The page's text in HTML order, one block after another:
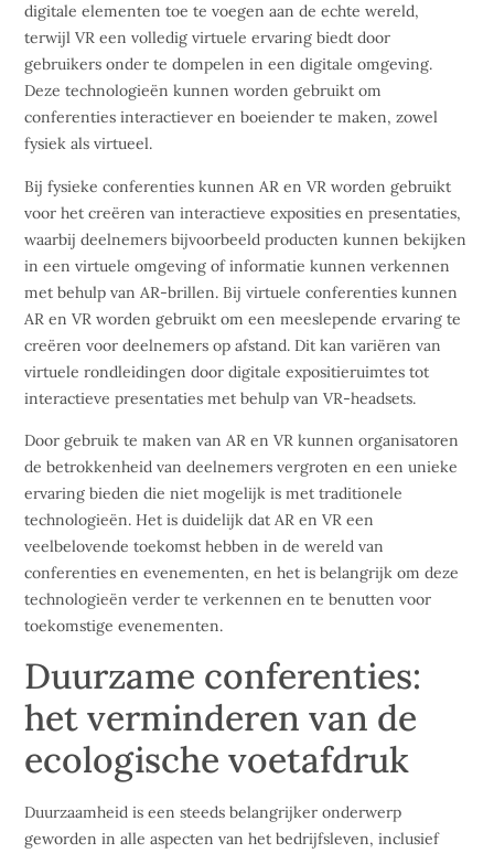
digitale elementen toe te voegen aan de echte wereld,
terwijl VR een volledig virtuele ervaring biedt door
gebruikers onder te dompelen in een digitale omgeving.
Deze technologieën kunnen worden gebruikt om
conferenties interactiever en boeiender te maken, zowel
fysiek als virtueel.
Bij fysieke conferenties kunnen AR en VR worden gebruikt
voor het creëren van interactieve exposities en presentaties,
waarbij deelnemers bijvoorbeeld producten kunnen bekijken
in een virtuele omgeving of informatie kunnen verkennen
met behulp van AR-brillen. Bij virtuele conferenties kunnen
AR en VR worden gebruikt om een meeslepende ervaring te
creëren voor deelnemers op afstand. Dit kan variëren van
virtuele rondleidingen door digitale expositieruimtes tot
interactieve presentaties met behulp van VR-headsets.
Door gebruik te maken van AR en VR kunnen organisatoren
de betrokkenheid van deelnemers vergroten en een unieke
ervaring bieden die niet mogelijk is met traditionele
technologieën. Het is duidelijk dat AR en VR een
veelbelovende toekomst hebben in de wereld van
conferenties en evenementen, en het is belangrijk om deze
technologieën verder te verkennen en te benutten voor
toekomstige evenementen.
Duurzame conferenties:
het verminderen van de
ecologische voetafdruk
Duurzaamheid is een steeds belangrijker onderwerp
geworden in alle aspecten van het bedrijfsleven, inclusief